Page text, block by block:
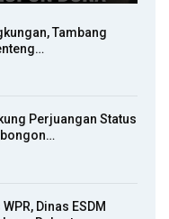
Tambang
Perjuangan Status
Dinas ESDM